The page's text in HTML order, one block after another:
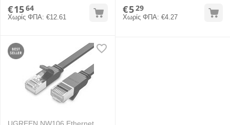
€1564
Χωρίς ΦΠΑ: €12.61
€529
Χωρίς ΦΠΑ: €4.27